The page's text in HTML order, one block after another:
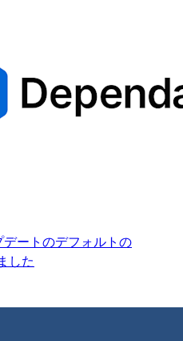
ートのデフォルトの
した